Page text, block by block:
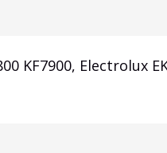
KF7900, Electrolux